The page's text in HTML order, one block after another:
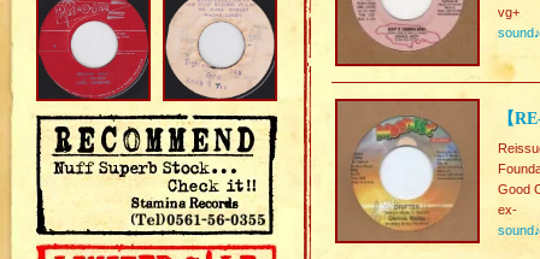
vg+
sound♪
【
Good
ex-
sound♪